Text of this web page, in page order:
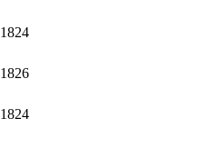
1824
1826
1824